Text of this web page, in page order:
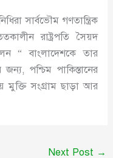
সার্বভৌম গণতান্ত্রিক
রাষ্ট্রপতি সৈয়দ
“ বাংলাদেশকে তার
জন্য, পশ্চিম পাকিস্তানের
মুক্তি সংগ্রাম ছাড়া আর
Next Post →